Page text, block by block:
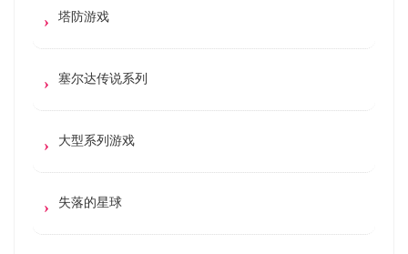
塔防游戏
塞尔达传说系列
大型系列游戏
失落的星球